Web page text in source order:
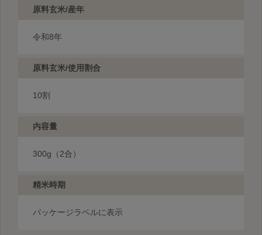
原料玄米/産年
令和8年
原料玄米/使用割合
10割
内容量
300g（2合）
精米時期
パッケージラベルに表示